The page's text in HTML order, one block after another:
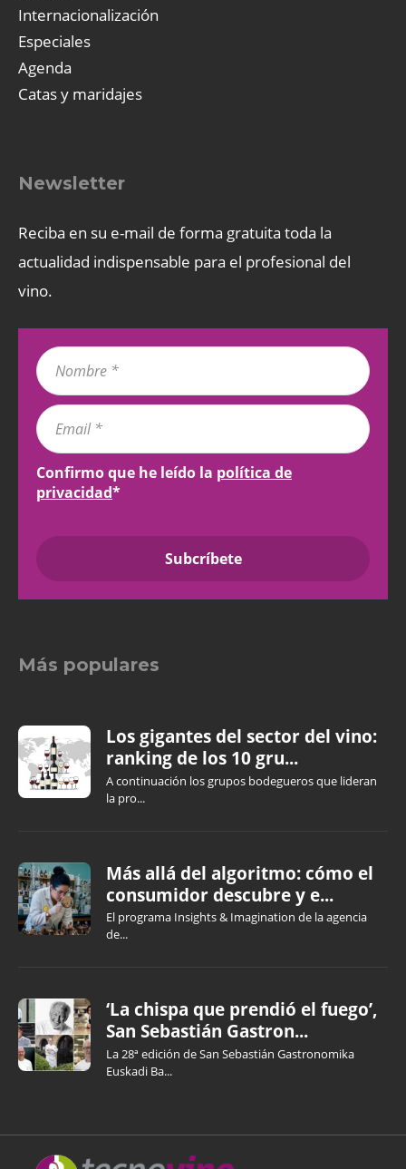
Internacionalización
Especiales
Agenda
Catas y maridajes
Newsletter
Reciba en su e-mail de forma gratuita toda la
actualidad indispensable para el profesional del
vino.
Confirmo que he leído la política de
privacidad*
Más populares
Los gigantes del sector del vino:
ranking de los 10 gru...
A continuación los grupos bodegueros que lideran
la pro...
Más allá del algoritmo: cómo el
consumidor descubre y e...
El programa Insights & Imagination de la agencia
de...
‘La chispa que prendió el fuego’,
San Sebastián Gastron...
La 28ª edición de San Sebastián Gastronomika
Euskadi Ba...